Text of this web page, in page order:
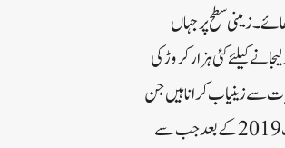
زمینی سطح پر جہاں
کیلئے کئی ہزار کروڑ کی
سے زینیاب کرانا ہیں جن
سہولیات کا ملک کی دیگر ریاستوں میں رہائش پذیر آبادی استفادہ کررہے ہیں۔ سرکاری طور پر کہا جارہا ہے کہ 5اگست 2019کے بعد جب سے